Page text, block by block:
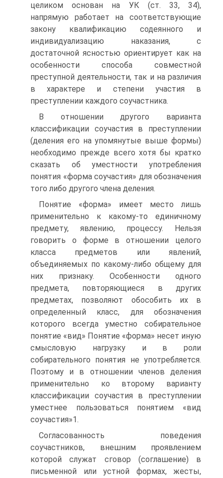
целиком основан на УК (ст. 33, 34),
напрямую работает на соответствующие
закону квалификацию содеянного и
индивидуализацию наказания, с
достаточной ясностью ориентирует как на
особенности способа совместной
преступной деятельности, так и на различия
в характере и степени участия в
преступлении каждого соучастника.
В отношении другого варианта
классификации соучастия в преступлении
(деления его на упомянутые выше формы)
необходимо прежде всего хотя бы кратко
сказать об уместности употребления
понятия «форма соучастия» для обозначения
того либо другого члена деления.
Понятие «форма» имеет место лишь
применительно к какому-то единичному
предмету, явлению, процессу. Нельзя
говорить о форме в отношении целого
класса предметов или явлений,
объединяемых по какому-либо общему для
них признаку. Особенности одного
предмета, повторяющиеся в других
предметах, позволяют обособить их в
определенный класс, для обозначения
которого всегда уместно собирательное
понятие «вид» Понятие «форма» несет иную
смысловую нагрузку и в роли
собирательного понятия не употребляется.
Поэтому и в отношении членов деления
применительно ко второму варианту
классификации соучастия в преступлении
уместнее пользоваться понятием «вид
соучастия»1.
Согласованность поведения
соучастников, внешним проявлением
которой служат сговор (соглашение) в
письменной или устной формах, жесты,